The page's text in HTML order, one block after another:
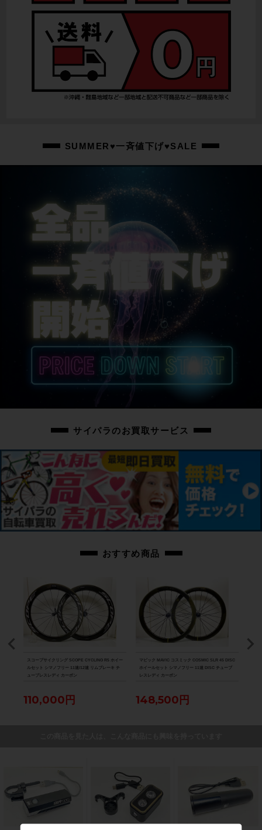
SUMMER♥一斉値下げ♥SALE
サイパラのお買取サービス
おすすめ商品
スコープサイクリング SCOPE CYCLING R5 ホイー
ルセット シマノフリー 11速/12速 リムブレーキ チ
ューブレスレディ カーボン
110,000円
マビック MAVIC コスミック COSMIC SLR 45 DISC
ホイールセット シマノフリー 11速 DISC チューブ
レスレディ カーボン
148,500円